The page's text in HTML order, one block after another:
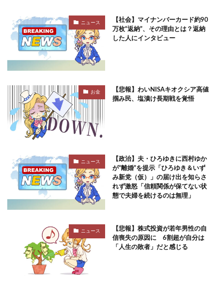
ニュース
【社会】マイナンバーカード約90
万枚“返納”、その理由とは？返納
した人にインタビュー
お金
【悲報】わいNISAキオクシア高値
掴み民、塩漬け長期戦を覚悟
ニュース
【政治】夫・ひろゆきに西村ゆか
が“離婚”を提示「ひろゆき＆いず
み新党（仮）」の届け出を知らさ
れず激怒「信頼関係が保てない状
態で夫婦を続けるのは無理」
ニュース
【悲報】株式投資が若年男性の自
信喪失の原因に 6割超が自分は
「人生の敗者」だと感じる